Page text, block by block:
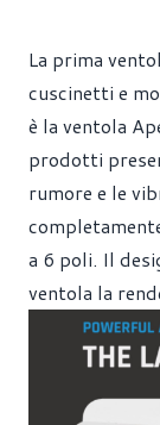
La prima
cuscinetti e
è la ventola
prodotti
rumore e le
a 6 poli. Il
ventola la